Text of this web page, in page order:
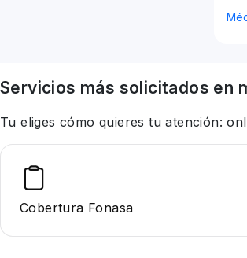
Servicios más solicitados en
Tu eliges cómo quieres tu atención:
Cobertura Fonasa